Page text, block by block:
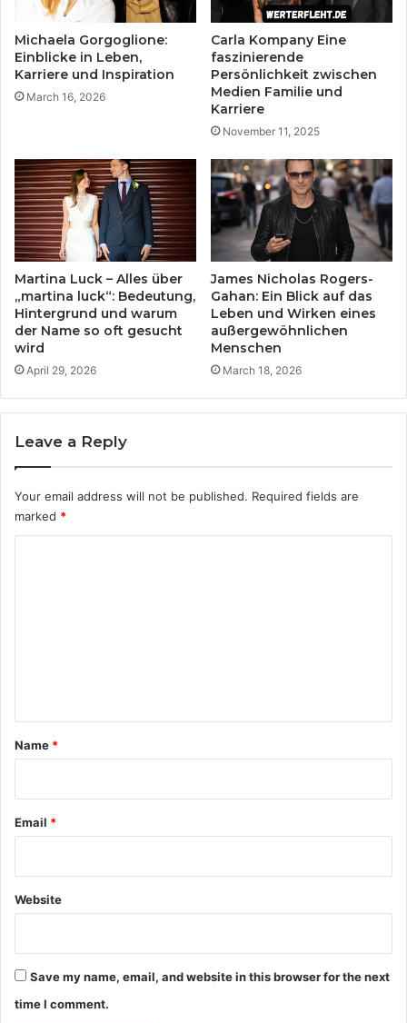
Michaela Gorgoglione:
Einblicke in Leben,
Karriere und Inspiration
March 16, 2026
Carla Kompany Eine
faszinierende
Persönlichkeit zwischen
Medien Familie und
Karriere
November 11, 2025
Martina Luck – Alles über
„martina luck“: Bedeutung,
Hintergrund und warum
der Name so oft gesucht
wird
April 29, 2026
James Nicholas Rogers-
Gahan: Ein Blick auf das
Leben und Wirken eines
außergewöhnlichen
Menschen
March 18, 2026
Leave a Reply
Your email address will not be published. Required fields are
marked *
*
Name *
Email *
Website
Save my name, email, and website in this browser for the next
time I comment.